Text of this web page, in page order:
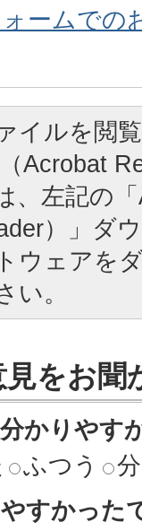
ームでの
イルを閲
Acrobat
、左記の
）」ダ
ウェアを
い。
をお聞
かりやす
ふつう
すかった